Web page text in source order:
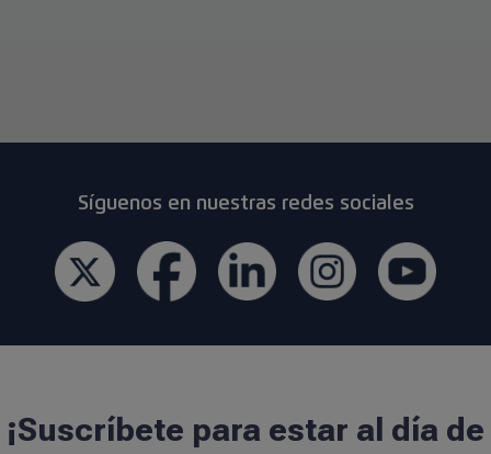
Síguenos en nuestras redes sociales
¡Suscríbete para estar al día de